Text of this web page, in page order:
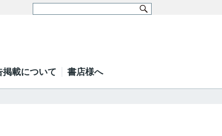
掲載について 書店様へ